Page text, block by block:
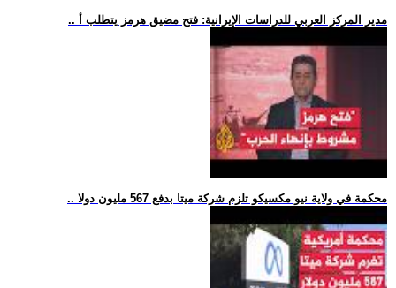
.. مدير المركز العربي للدراسات الإيرانية: فتح مضيق هرمز يتطلب أ
.. محكمة في ولاية نيو مكسيكو تلزم شركة ميتا بدفع 567 مليون دولا